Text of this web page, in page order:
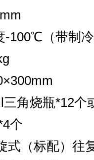
-100℃（带制
角烧瓶*12个
个
式（标配）往